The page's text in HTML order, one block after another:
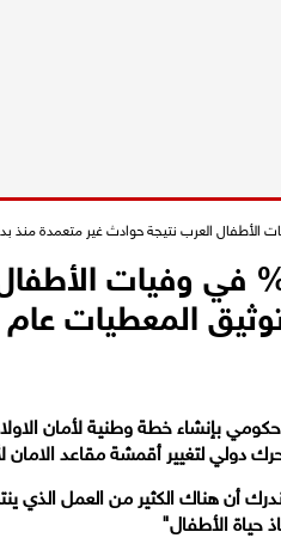
"انخفاض بنسبة 27% في
المعطيات عام
بإنشاء خطة وطنية لأمان
دولي لتغيير أقمشة مقاعد الامان
أن هناك الكثير من العمل الذي
حياة الأطفال"